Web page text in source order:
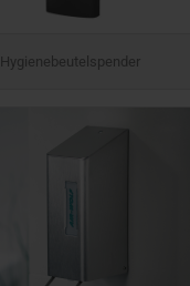
Hygienebeutelspender